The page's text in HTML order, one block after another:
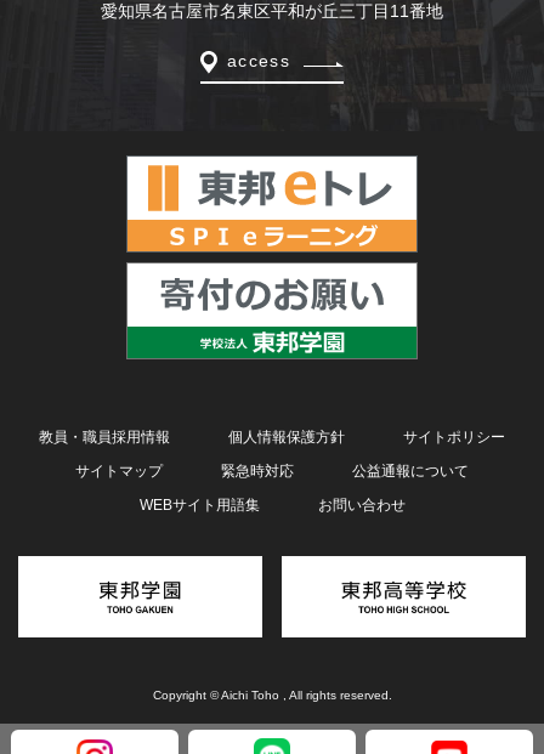
愛知県名古屋市名東区平和が丘三丁目11番地
access
教員・職員採用情報 個人情報保護方針
サイトポリシー
サイトマップ
緊急時対応
公益通報について
WEBサイト用語集
お問い合わせ
Copyright © Aichi Toho , All rights reserved.